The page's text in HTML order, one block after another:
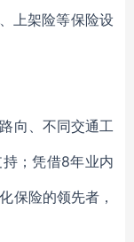
上架险等保险设
向、不同交通工
；凭借8年业内
保险的领先者，